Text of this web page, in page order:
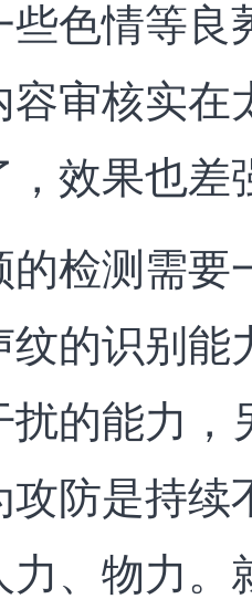
些色情等良
容审核实在
，效果也差
的检测需要
纹的识别能
扰的能力，
攻防是持续
力、物力。